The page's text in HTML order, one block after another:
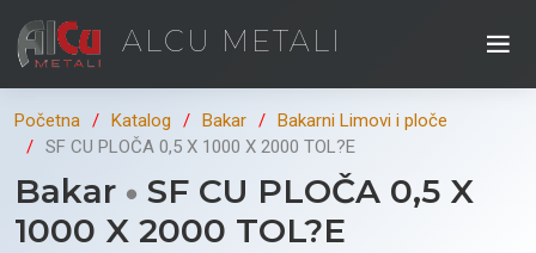
ALCU METALI
Početna Katalog Bakar
Bakarni Limovi i ploče
SF CU PLOČA 0,5 X 1000 X 2000 TOL?E
Bakar
SF CU PLOČA 0,5 X
1000 X 2000 TOL?E